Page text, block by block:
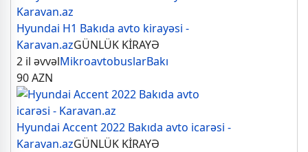
Hyundai H1 Bakıda avto kirayəsi -
Karavan.azGÜNLÜK KİRAYƏ
2 il əvvəlMikroavtobuslarBakı
90AZN
Hyundai Accent 2022 Bakıda avto icarəsi -
Karavan.azGÜNLÜK KİRAYƏ